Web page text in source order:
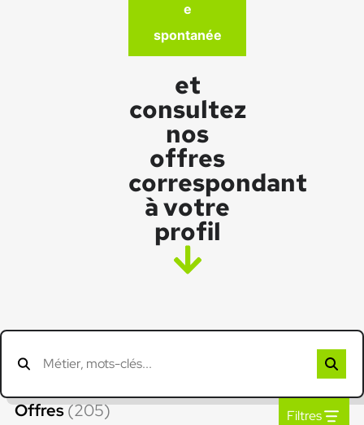
e
spontanée
et
consultez
nos
offres
correspondant
à votre
profil
Offres(205) Filtres